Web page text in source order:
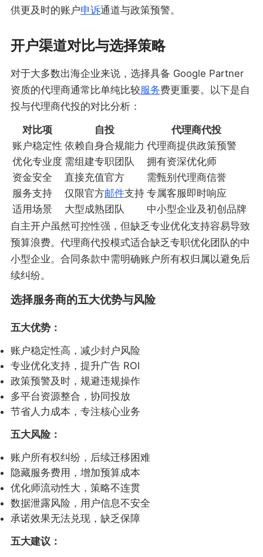
供更及时的账户申诉通道与政策预警。
开户渠道对比与选择策略
对于大多数出海企业来说，选择具备 Google Partner
资质的代理商通常比单纯比较服务费更重要。以下是自
投与代理商代投的对比分析：
对比项
自投
代理商代投
账户稳定性 依赖自身合规能力 代理商提供政策预警
优化专业度 需组建专职团队
拥有资深优化师
资金安全
直接充值官方
需甄别代理商信誉
服务支持
仅限官方邮件支持 专属客服即时响应
适用场景
大型成熟团队
中小型企业及初创品牌
自主开户虽然可控性强，但缺乏专业优化支持容易导致
预算浪费。代理商代投模式适合缺乏专职优化团队的中
小型企业。合同条款中需明确账户所有权归属以避免后
续纠纷。
选择服务商的五大优势与风险
五大优势：
账户稳定性高，减少封户风险
专业优化支持，提升广告 ROI
政策预警及时，规避违规操作
多平台资源整合，协同投放
节省人力成本，专注核心业务
五大风险：
账户所有权纠纷，后续迁移困难
隐藏服务费用，增加预算成本
优化师流动性大，策略不连贯
数据泄露风险，用户信息不安全
承诺效果无法兑现，缺乏保障
五大建议：